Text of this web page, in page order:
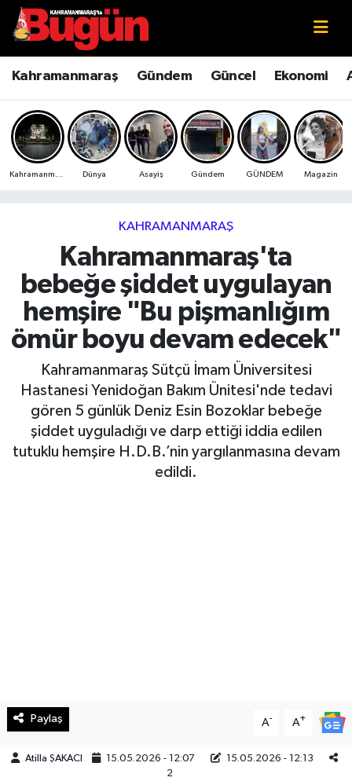
Kahramanmaraş Gündem Güncel Ekonomi
Dünya Asayiş Gündem GÜNDEM Magazin
KAHRAMANMARAŞ
Kahramanmaraş'ta
bebeğe şiddet uygulayan
hemşire "Bu pişmanlığım
ömür boyu devam edecek"
Kahramanmaraş Sütçü İmam Üniversitesi
Hastanesi Yenidoğan Bakım Ünitesi'nde tedavi
gören 5 günlük Deniz Esin Bozoklar bebeğe
şiddet uyguladığı ve darp ettiği iddia edilen
tutuklu hemşire H.D.B.’nin yargılanmasına devam
edildi.
Paylaş A- A+
Atilla ŞAKACI 15.05.2026 - 12:07
15.05.2026 - 12:13
2
Kahramanmaraş
Kahramanmaraş Sokak Röportajları
Bilim ve Teknoloji
Çevre
Ekonomi
Güncel
Kültür Sanat
Magazin
Kahramanmaraş Nöbetçi Eczaneler
Kahramanmaraş Hava Durumu
Kahramanmaraş Namaz Vakitleri
Kahramanmaraş Trafik Yoğunluk Haritası
Süper Lig Puan Durumu ve Fikstür
Tüm Manşetler
Son Dakika Haberleri
Haber Arşivi